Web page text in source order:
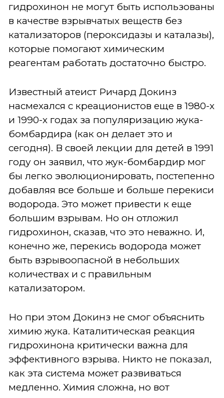
гидрохинон не могут быть использованы
в качестве взрывчатых веществ без
катализаторов (пероксидазы и каталазы),
которые помогают химическим
реагентам работать достаточно быстро.
Известный атеист Ричард Докинз
насмехался с креационистов еще в 1980-х
и 1990-х годах за популяризацию жука-
бомбардира (как он делает это и
сегодня). В своей лекции для детей в 1991
году он заявил, что жук-бомбардир мог
бы легко эволюционировать, постепенно
добавляя все больше и больше перекиси
водорода. Это может привести к еще
большим взрывам. Но он отложил
гидрохинон, сказав, что это неважно. И,
конечно же, перекись водорода может
быть взрывоопасной в небольших
количествах и с правильным
катализатором.
Но при этом Докинз не смог объяснить
химию жука. Каталитическая реакция
гидрохинона критически важна для
эффективного взрыва. Никто не показал,
как эта система может развиваться
медленно. Химия сложна, но вот